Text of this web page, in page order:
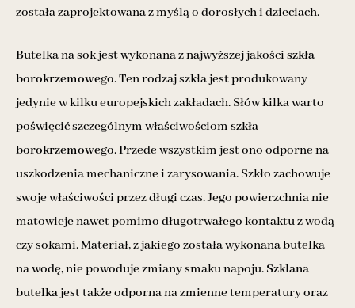
została zaprojektowana z myślą o dorosłych i dzieciach.
Butelka na sok jest wykonana z najwyższej jakościszkła
borokrzemowego. Ten rodzaj szkła jest produkowany
jedynie w kilku europejskich zakładach. Słów kilka warto
poświęcić szczególnym właściwościom szkła
borokrzemowego. Przede wszystkim jest ono odporne na
uszkodzenia mechaniczne i zarysowania. Szkło zachowuje
swoje właściwości przez długi czas. Jego powierzchnia nie
matowieje nawet pomimo długotrwałego kontaktu z wodą
czy sokami. Materiał, z jakiego została wykonana butelka
na wodę, nie powoduje zmiany smaku napoju. Szklana
butelkajest także odporna na zmienne temperatury oraz